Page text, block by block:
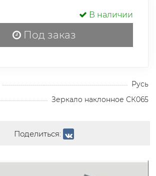
В наличии
Под заказ
Русь
Зеркало наклонное СК065
Поделиться: